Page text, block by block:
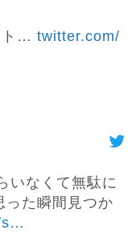
ト… twitter.com/
いなくて無駄に
った瞬間見つか
…